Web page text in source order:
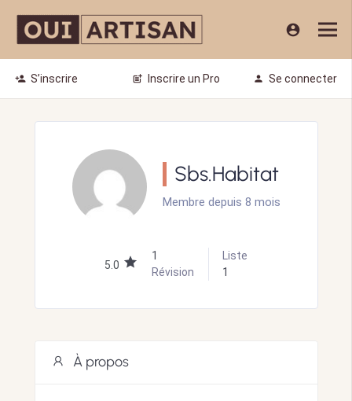
account_circle
person_add S’inscrire post_add Inscrire un Pro person Se connecter
Sbs.Habitat
Membre depuis 8 mois
5.0
1
Révision
Liste
1
À propos